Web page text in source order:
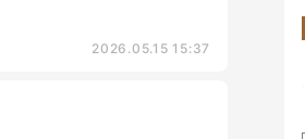
2026.05.15 15:37